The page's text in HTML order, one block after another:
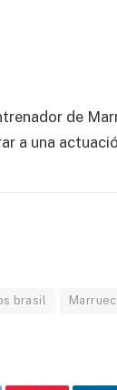
de
a una
brasil